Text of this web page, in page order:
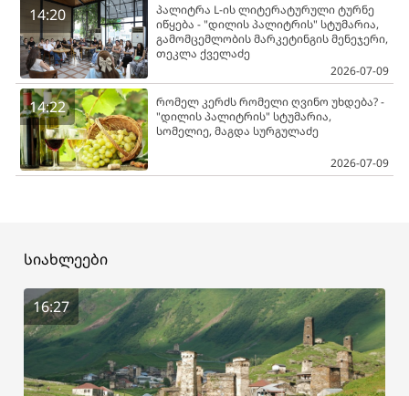
14:20
პალიტრა L-ის ლიტერატურული ტურნე
იწყება - "დილის პალიტრის" სტუმარია,
გამომცემლობის მარკეტინგის მენეჯერი,
თეკლა ქველაძე
2026-07-09
14:22
რომელ კერძს რომელი ღვინო უხდება? -
"დილის პალიტრის" სტუმარია,
სომელიე, მაგდა სურგულაძე
2026-07-09
სიახლეები
16:27